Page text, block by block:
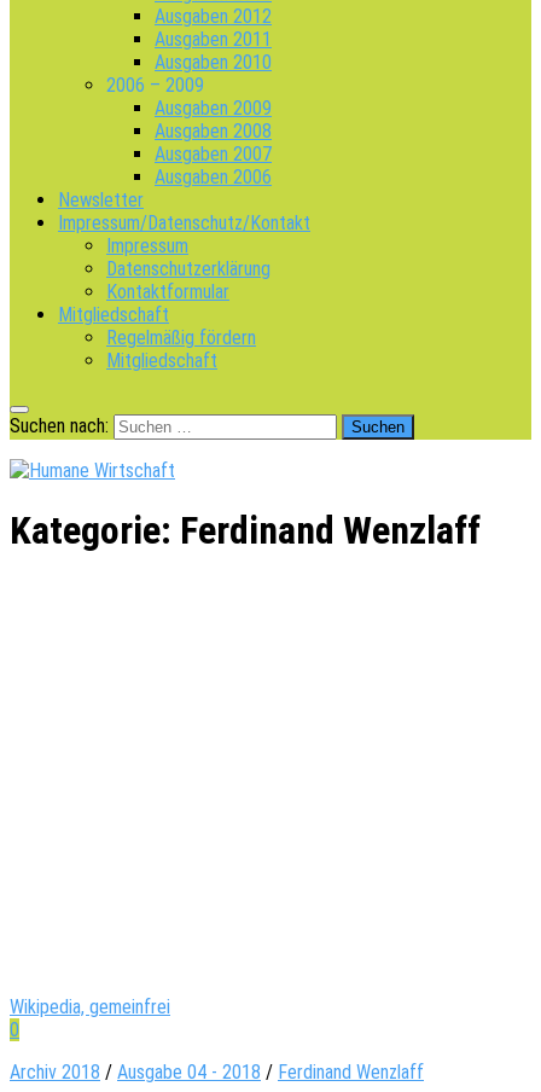
Ausgaben 2012
Ausgaben 2011
Ausgaben 2010
2006 – 2009
Ausgaben 2009
Ausgaben 2008
Ausgaben 2007
Ausgaben 2006
Newsletter
Impressum/Datenschutz/Kontakt
Impressum
Datenschutzerklärung
Kontaktformular
Mitgliedschaft
Regelmäßig fördern
Mitgliedschaft
Suchen nach:
Kategorie: Ferdinand Wenzlaff
Wikipedia, gemeinfrei
0
Archiv 2018 / Ausgabe 04 - 2018 / Ferdinand Wenzlaff